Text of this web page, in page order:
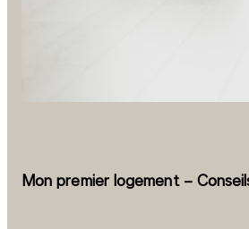
Mon premier logement –